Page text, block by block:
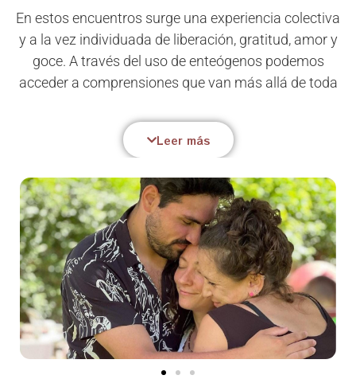
En estos encuentros surge una experiencia colectiva
y a la vez individuada de liberación, gratitud, amor y
goce. A través del uso de enteógenos podemos
acceder a comprensiones que van más allá de toda
experimentar nuestra inocencia esencial que nos
inunda con ese precioso sentir de que somos libres
presente y de todo castigo futuro.
También podemos integrar en nosotros
paulatinamente la vivencia de nuestra dignidad
originaria, esa gratitud infinita desentirnos
infinitamente amados, importantes y valiosos para
la Existencia entera y los otros. Y para completar
esa tríada divina que empapa lo humano conectar
con la confianza plena, ese sentirse a salvo en
mitad de la incertidumbre que nos llena de coraje y
Leer más